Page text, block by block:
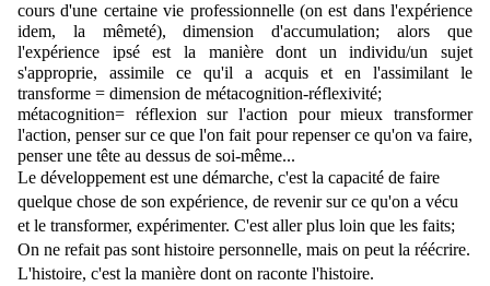
cours d'une certaine vie professionnelle (on est dans l'expérience
idem, la mêmeté), dimension d'accumulation; alors que
l'expérience ipsé est la manière dont un individu/un sujet
s'approprie, assimile ce qu'il a acquis et en l'assimilant le
transforme = dimension de métacognition-réflexivité;
métacognition= réflexion sur l'action pour mieux transformer
l'action, penser sur ce que l'on fait pour repenser ce qu'on va faire,
penser une tête au dessus de soi-même...
Le développement est une démarche, c'est la capacité de faire
quelque chose de son expérience, de revenir sur ce qu'on a vécu
et le transformer, expérimenter. C'est aller plus loin que les faits;
On ne refait pas sont histoire personnelle, mais on peut la réécrire.
L'histoire, c'est la manière dont on raconte l'histoire.